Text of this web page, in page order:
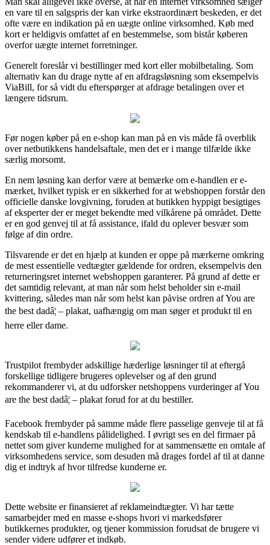
en vare til en salgspris der kan virke ekstraordinært beskeden, er det
ofte være en indikation på en uægte online virksomhed. Køb med
kort er heldigvis omfattet af en bestemmelse, som bistår køberen
overfor uægte internet forretninger.
Generelt foreslår vi bestillinger med kort eller mobilbetaling. Som
alternativ kan du drage nytte af en afdragsløsning som eksempelvis
ViaBill, for så vidt du efterspørger at afdrage betalingen over et
længere tidsrum.
Før nogen køber på en e-shop kan man på en vis måde få overblik
over netbutikkens handelsaftale, men det er i mange tilfælde ikke
særlig morsomt.
En nem løsning kan derfor være at bemærke om e-handlen er e-
mærket, hvilket typisk er en sikkerhed for at webshoppen forstår den
officielle danske lovgivning, foruden at butikken hyppigt besigtiges
af eksperter der er meget bekendte med vilkårene på området. Dette
er en god genvej til at få assistance, ifald du oplever besvær som
følge af din ordre.
Tilsvarende er det en hjælp at kunden er oppe på mærkerne omkring
de mest essentielle vedtægter gældende for ordren, eksempelvis den
returneringsret internet webshoppen garanterer. På grund af dette er
det samtidig relevant, at man når som helst beholder sin e-mail
kvittering, således man når som helst kan påvise ordren af You are
the best dadâ¦ – plakat, uafhængig om man søger et produkt til en
herre eller dame.
Trustpilot frembyder adskillige hæderlige løsninger til at eftergå
forskellige tidligere brugeres oplevelser og af den grund
rekommanderer vi, at du udforsker netshoppens vurderinger af You
are the best dadâ¦ – plakat forud for at du bestiller.
Facebook frembyder på samme måde flere passelige genveje til at få
kendskab til e-handlens pålidelighed. I øvrigt ses en del firmaer på
nettet som giver kunderne mulighed for at sammensætte en omtale af
virksomhedens service, som desuden må drages fordel af til at danne
dig et indtryk af hvor tilfredse kunderne er.
Dette website er finansieret af reklameindtægter. Vi har tætte
samarbejder med en masse e-shops hvori vi markedsfører
butikkernes produkter, og tjener kommission forudsat de brugere vi
sender videre udfører et indkøb.